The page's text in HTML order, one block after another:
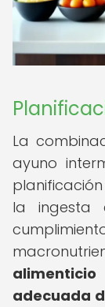
La
ayuno
la ingesta
adecuada